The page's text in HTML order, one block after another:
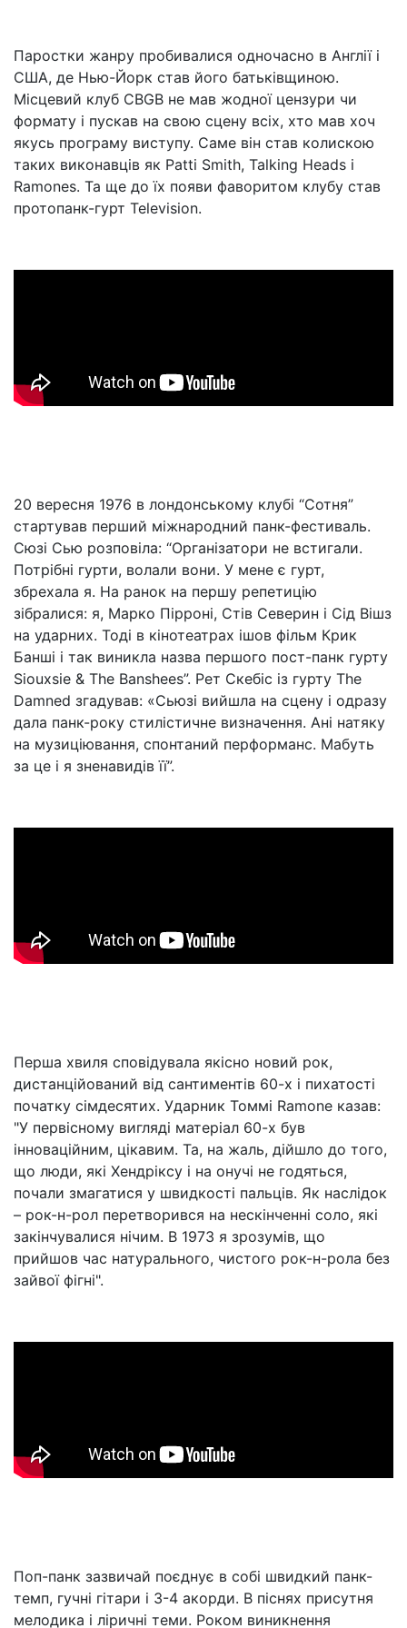
Паростки жанру пробивалися одночасно в Англії і
США, де Нью-Йорк став його батьківщиною.
Місцевий клуб CBGB не мав жодної цензури чи
формату і пускав на свою сцену всіх, хто мав хоч
якусь програму виступу. Саме він став колискою
таких виконавців як Patti Smith, Talking Heads і
Ramones. Та ще до їх появи фаворитом клубу став
протопанк-гурт Television.
20 вересня 1976 в лондонському клубі “Сотня”
стартував перший міжнародний панк-фестиваль.
Сюзі Сью розповіла: “Організатори не встигали.
Потрібні гурти, волали вони. У мене є гурт,
збрехала я. На ранок на першу репетицію
зібралися: я, Марко Пірроні, Стів Северин і Сід Вішз
на ударних. Тоді в кінотеатрах ішов фільм Крик
Банші і так виникла назва першого пост-панк гурту
Siouxsie & The Banshees”. Рет Скебіс із гурту The
Damned згадував: «Сьюзі вийшла на сцену і одразу
дала панк-року стилістичне визначення. Ані натяку
на музиціювання, спонтаний перформанс. Мабуть
за це і я зненавидів її”.
Перша хвиля сповідувала якісно новий рок,
дистанційований від сантиментів 60-х і пихатості
початку сімдесятих. Ударник Томмі Ramone казав:
"У первісному вигляді матеріал 60-х був
інноваційним, цікавим. Та, на жаль, дійшло до того,
що люди, які Хендріксу і на онучі не годяться,
почали змагатися у швидкості пальців. Як наслідок
– рок-н-рол перетворився на нескінченні соло, які
закінчувалися нічим. В 1973 я зрозумів, що
прийшов час натурального, чистого рок-н-рола без
зайвої фігні".
Поп-панк зазвичай поєднує в собі швидкий панк-
темп, гучні гітари і 3-4 акорди. В піснях присутня
мелодика і ліричні теми. Роком виникнення